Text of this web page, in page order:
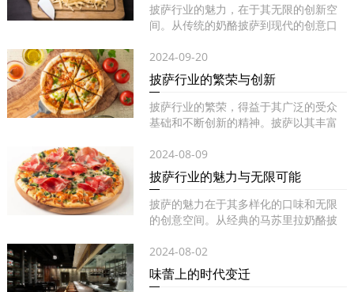
披萨行业的魅力，在于其无限的创新空
间。从传统的奶酪披萨到现代的创意口
2024-09-20
披萨行业的繁荣与创新
披萨行业的繁荣，得益于其广泛的受众
基础和不断创新的精神。披萨以其丰富
2024-08-09
披萨行业的魅力与无限可能
披萨的魅力在于其多样化的口味和无限
的创意空间。从经典的马苏里拉奶酪披
2024-08-02
味蕾上的时代变迁